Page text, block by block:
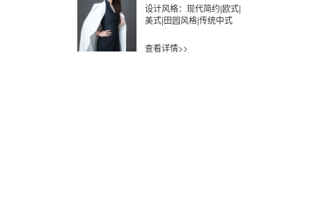
设计风格：现代简约|欧式|
美式|田园风格|传统中式
查看详情>>